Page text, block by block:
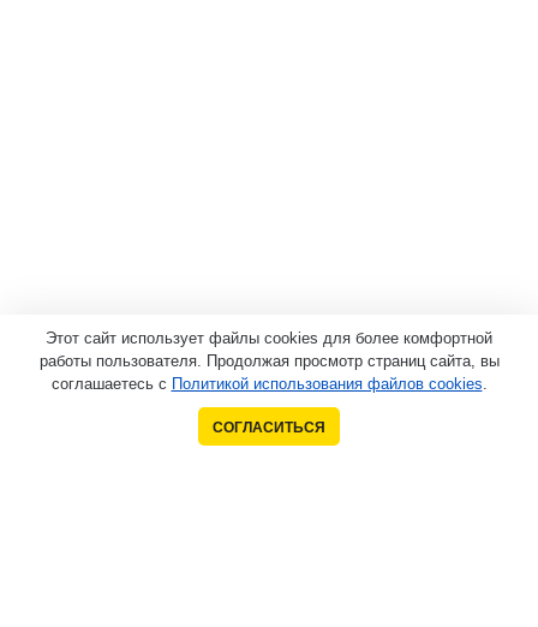
Этот сайт использует файлы cookies для более комфортной
работы пользователя. Продолжая просмотр страниц сайта, вы
соглашаетесь с Политикой использования файлов cookies.
СОГЛАСИТЬСЯ